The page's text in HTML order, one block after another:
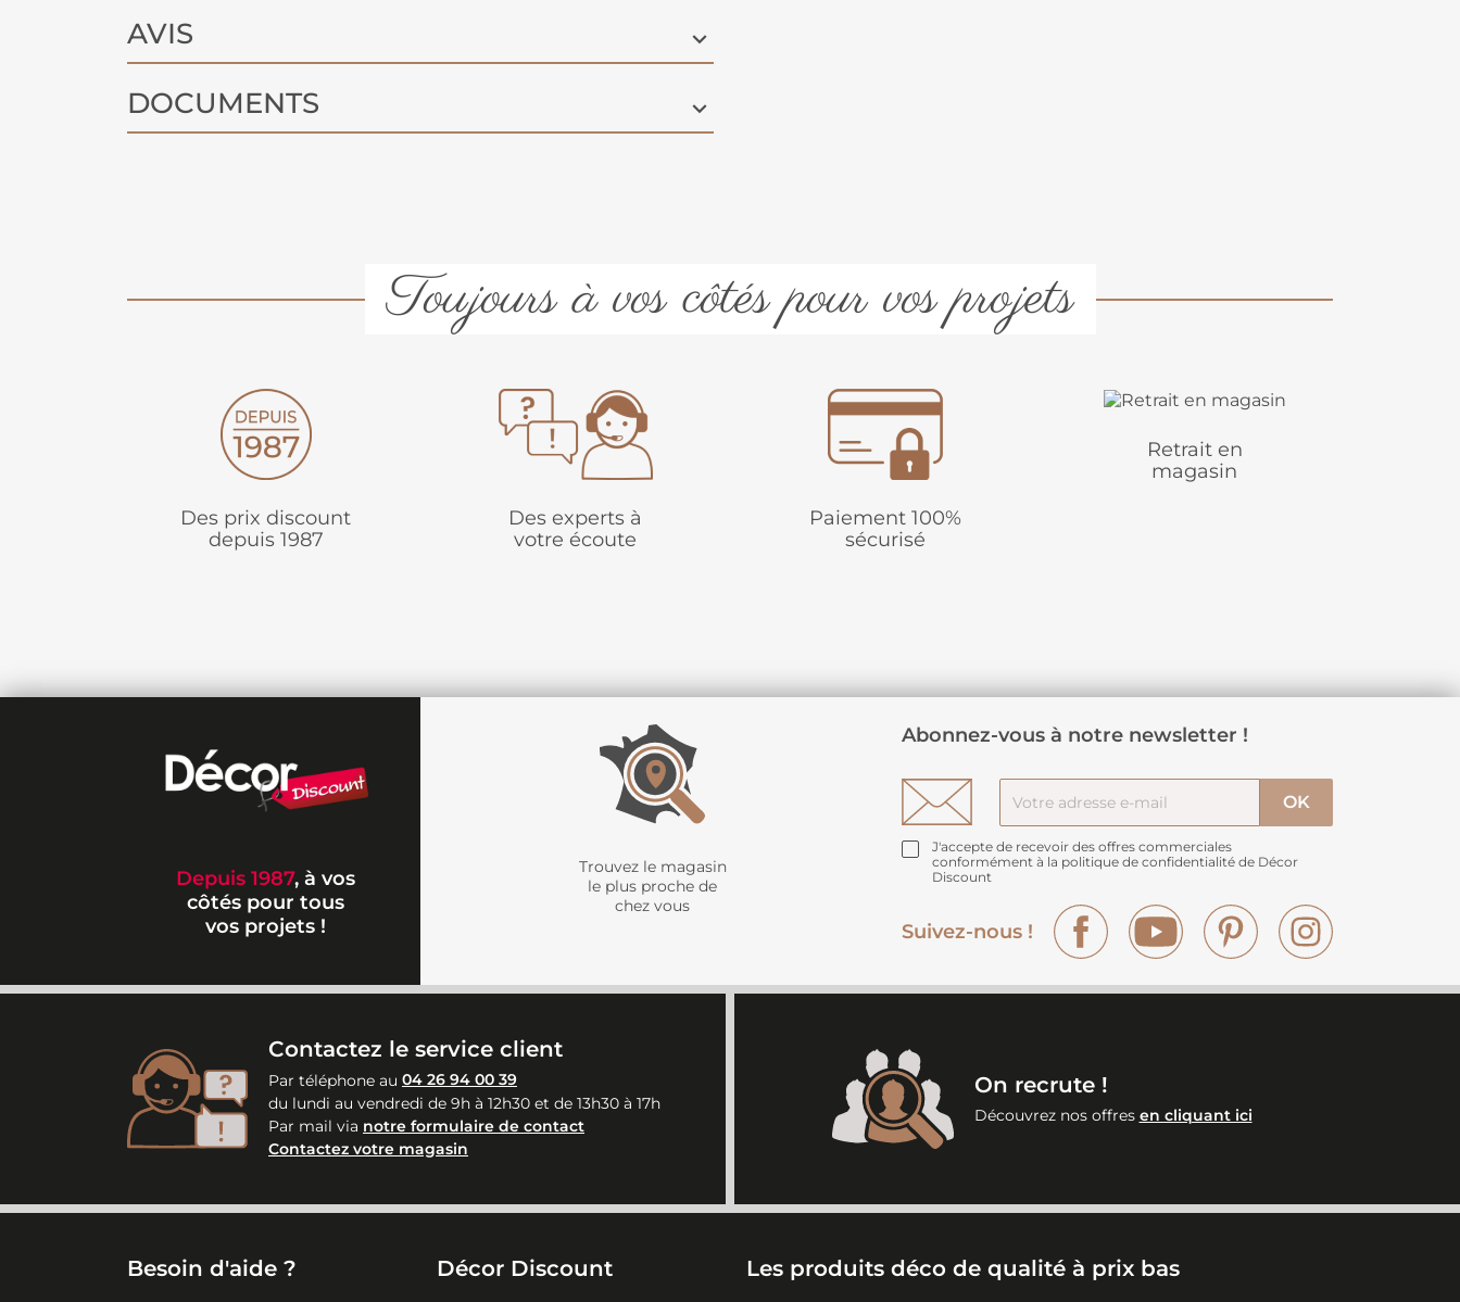
AVIS
DOCUMENTS
Toujours à vos côtés pour vos projets
Des prix discount
depuis 1987
Des experts à
votre écoute
Paiement 100%
sécurisé
Retrait en
magasin
Depuis 1987, à vos
côtés pour tous
vos projets !
Trouvez le magasin
le plus proche de
chez vous
Abonnez-vous à notre newsletter !
J'accepte de recevoir des offres commerciales
conformément à la politique de confidentialité de Décor
Discount
Suivez-nous !
Facebook YouTube Pinterest
Contactez le service client
Par téléphone au 04 26 94 00 39
du lundi au vendredi de 9h à 12h30 et de 13h30 à 17h
Par mail via notre formulaire de contact
Contactez votre magasin
On recrute !
Découvrez nos offres en cliquant ici
Besoin d'aide ? Décor Discount Les produits déco de qualité à prix bas